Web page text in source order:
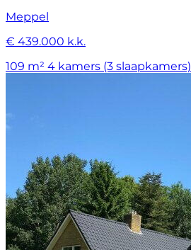
Meppel
€ 439.000 k.k.
109 m² 4 kamers (3 slaapkamers)